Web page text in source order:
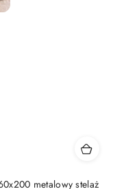
metalowy stelaż